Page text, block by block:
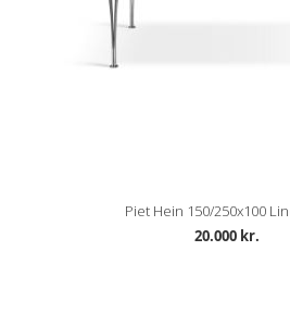
Piet Hein 150/250x100
20.000 kr.